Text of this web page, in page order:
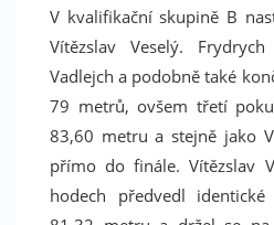
V kvalifikační skupině B
Vítězslav Veselý.
Vadlejch a podobně také
79 metrů, ovšem třetí
83,60 metru a stejně jako
přímo do finále. Vítězslav
hodech předvedl